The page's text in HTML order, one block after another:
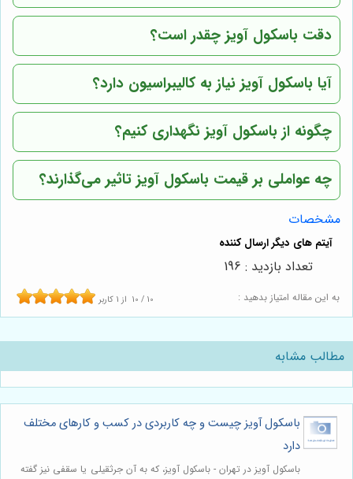
دقت باسکول آویز چقدر است؟
آیا باسکول آویز نیاز به کالیبراسیون دارد؟
چگونه از باسکول آویز نگهداری کنیم؟
چه عواملی بر قیمت باسکول آویز تاثیر می‌گذارند؟
مشخصات
به این مقاله امتیاز بدهید : 10 / 10 از 1 کاربر
تعداد بازدید : 196
مطالب مشابه
باسکول آویز چیست و چه کاربردی در کسب و کارهای مختلف
دارد
باسکول آویز در تهران - باسکول آویز، که به آن جرثقیلی یا سقفی نیز گفته